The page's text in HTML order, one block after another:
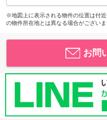
※地図上に表示される物件の位置は付
の物件所在地とは異なる場合がございま
お問